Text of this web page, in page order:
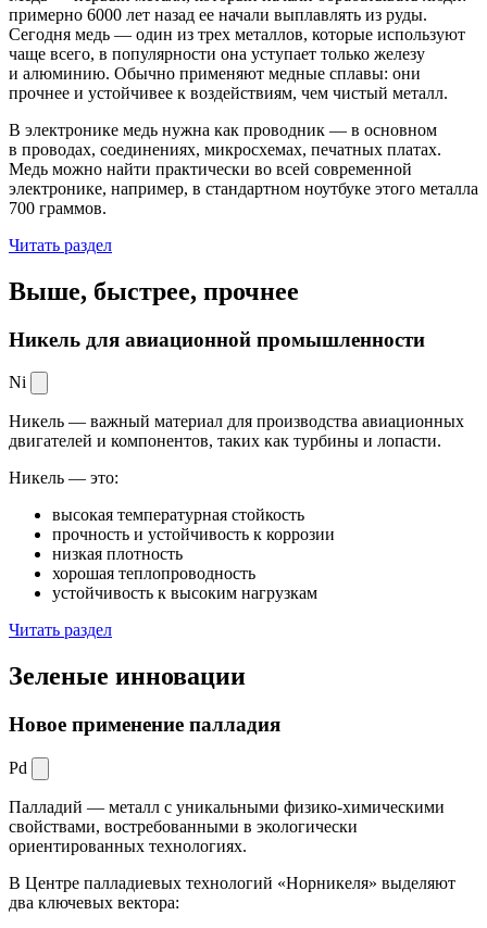
примерно 6000 лет назад ее начали выплавлять из руды.
Сегодня медь — один из трех металлов, которые используют
чаще всего, в популярности она уступает только железу
и алюминию. Обычно применяют медные сплавы: они
прочнее и устойчивее к воздействиям, чем чистый металл.
В электронике медь нужна как проводник — в основном
в проводах, соединениях, микросхемах, печатных платах.
Медь можно найти практически во всей современной
электронике, например, в стандартном ноутбуке этого металла
700 граммов.
Читать раздел
Выше, быстрее, прочнее
Никель для авиационной промышленности
Ni
Никель — важный материал для производства авиационных
двигателей и компонентов, таких как турбины и лопасти.
Никель — это:
высокая температурная стойкость
прочность и устойчивость к коррозии
низкая плотность
хорошая теплопроводность
устойчивость к высоким нагрузкам
Читать раздел
Зеленые инновации
Новое применение палладия
Pd
Палладий — металл с уникальными физико-химическими
свойствами, востребованными в экологически
ориентированных технологиях.
В Центре палладиевых технологий «Норникеля» выделяют
два ключевых вектора: